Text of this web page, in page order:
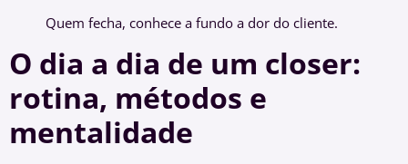
Quem fecha, conhece a fundo a dor do cliente.
O dia a dia de um closer:
rotina, métodos e
mentalidade